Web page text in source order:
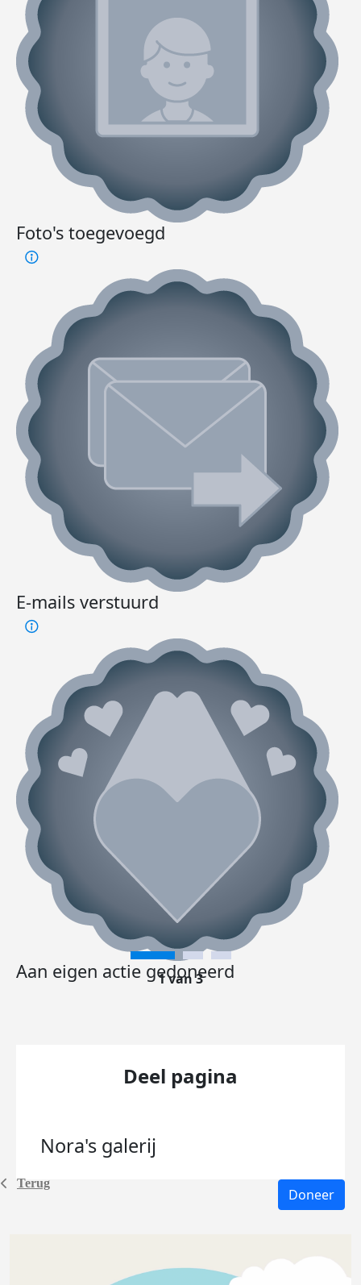
Terug
Foto's toegevoegd
E-mails verstuurd
Aan eigen actie gedoneerd
1 van 3
Deel pagina
Nora's galerij
Doneer